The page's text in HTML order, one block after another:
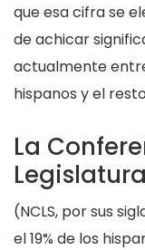
que esa cifra se
de achicar
actualmente
hispanos y el
La
(NCLS, por sus
el 19% de los